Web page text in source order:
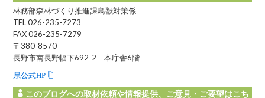
林務部森林づくり推進課鳥獣対策係
TEL 026-235-7273
FAX 026-235-7279
〒380-8570
長野市南長野幅下692-2 本庁舎6階
県公式HP
このブログへの取材依頼や情報提供、ご意見・ご要望はこち